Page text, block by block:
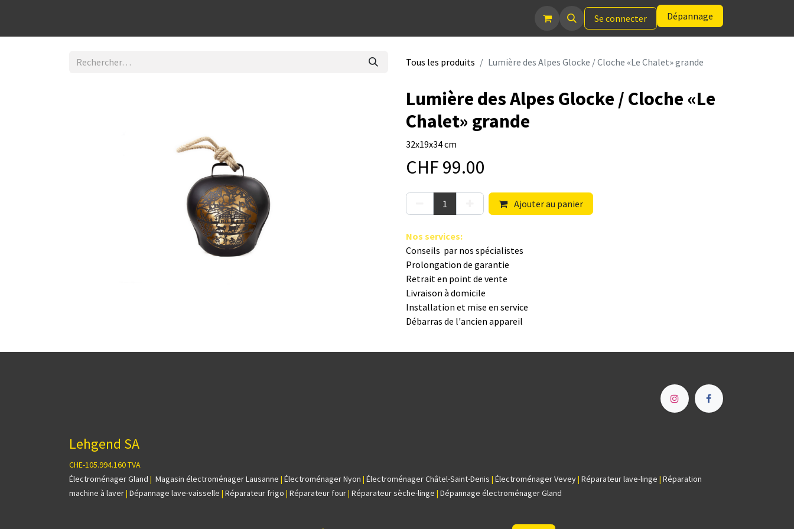
Se connecter Dépannage
Tous les produits Lumière des Alpes Glocke / Cloche «Le Chalet» grande
Lumière des Alpes Glocke / Cloche «Le
Chalet» grande
32x19x34 cm
CHF 99.00
Ajouter au panier
Nos s​ervices:
Conseils par nos spé​cialistes
Prolongation de garantie
Retrait en point de vente
Livraison à domicile
Installation et mise en service
Débarras de l'ancien appareil
Lehgend SA
CHE-105.994.160 TVA
Électroménager Gland | Magasin électroménager Lausanne | Électroménager Nyon | Électroménager Châtel-Saint-Denis | Électroménager Vevey| Réparateur lave-linge | Réparation
machine à laver| Dépannage lave-vaisselle | Réparateur frigo | Réparateur four| Réparateur sèche-linge | Dépannage électroménager Gland